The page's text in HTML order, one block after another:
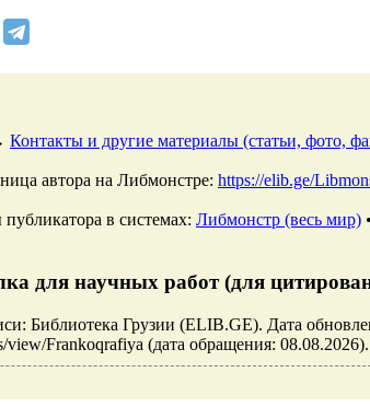
Контакты и другие материалы (статьи, фото,
автора на Либмонстре: https://elib.ge/
в системах: Либмонстр (весь мир) •
для научных работ (для
Библиотека Грузии (ELIB.GE). Дата
view/Frankoqrafiya (дата обращения: 08.08.2026).